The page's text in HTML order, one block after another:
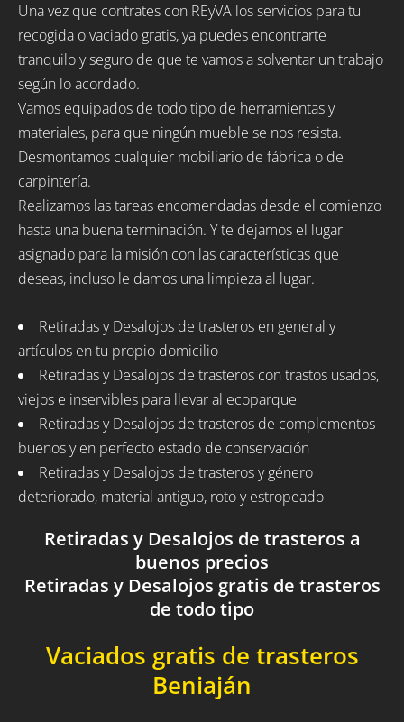
Una vez que contrates con REyVA los servicios para tu
recogida o vaciado gratis, ya puedes encontrarte
tranquilo y seguro de que te vamos a solventar un trabajo
según lo acordado.
Vamos equipados de todo tipo de herramientas y
materiales, para que ningún mueble se nos resista.
Desmontamos cualquier mobiliario de fábrica o de
carpintería.
Realizamos las tareas encomendadas desde el comienzo
hasta una buena terminación. Y te dejamos el lugar
asignado para la misión con las características que
deseas, incluso le damos una limpieza al lugar.
Retiradas y Desalojos de trasteros en general y
artículos en tu propio domicilio
Retiradas y Desalojos de trasteros con trastos usados,
viejos e inservibles para llevar al ecoparque
Retiradas y Desalojos de trasteros de complementos
buenos y en perfecto estado de conservación
Retiradas y Desalojos de trasteros y género
deteriorado, material antiguo, roto y estropeado
Retiradas y Desalojos de trasteros a
buenos precios
Retiradas y Desalojos gratis de trasteros
de todo tipo
Vaciados gratis de trasteros
Beniaján